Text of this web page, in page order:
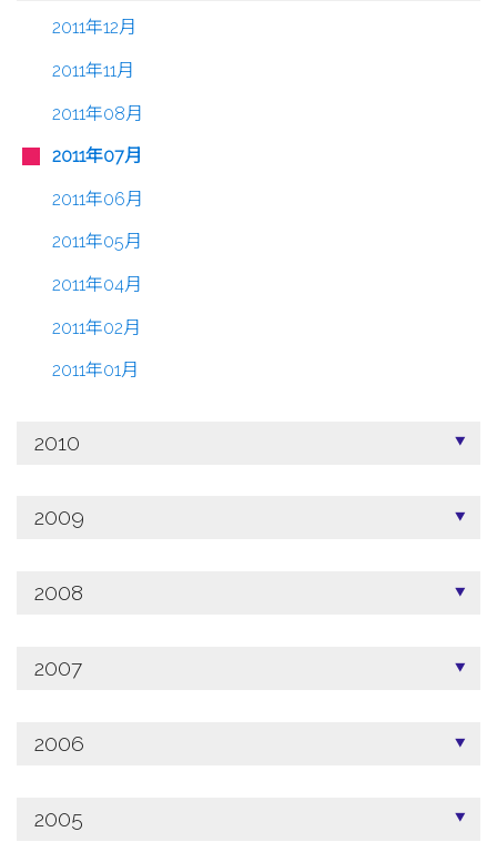
2011年12月
2011年11月
2011年08月
2011年07月
2011年06月
2011年05月
2011年04月
2011年02月
2011年01月
2010
2009
2008
2007
2006
2005